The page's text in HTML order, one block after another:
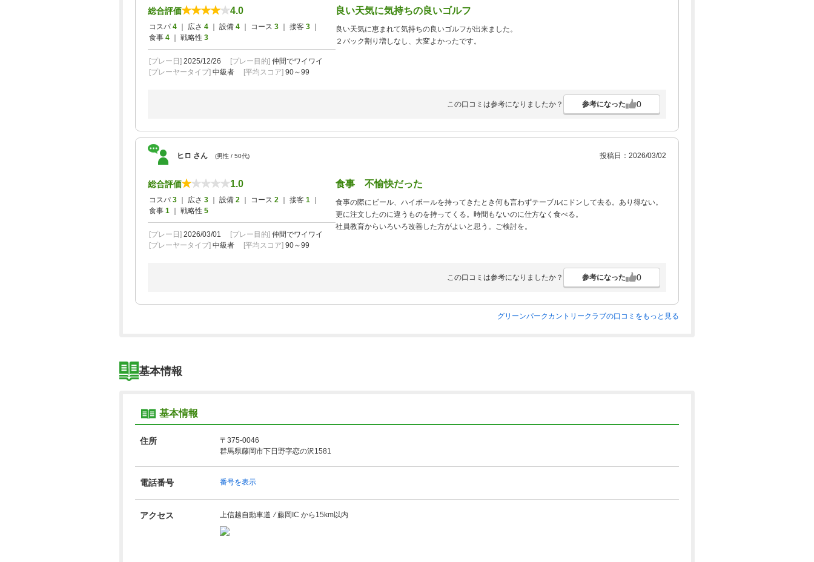
総合評価 4.0
コスパ 4 ｜ 広さ 4 ｜ 設備 4 ｜ コース 3 ｜ 接客 3
食事 4 ｜ 戦略性 3
[プレー日] 2025/12/26 [プレー目的] 仲間でワイワイ
[プレーヤータイプ] 中級者 [平均スコア] 90～99
良い天気に気持ちの良いゴルフ
良い天気に恵まれて気持ちの良いゴルフが出来ました。
２バック割り増しなし、大変よかったです。
この口コミは参考になりましたか？ 参考になった 0
ヒロ さん (男性 / 50代) 投稿日：2026/03/02
総合評価 1.0
コスパ 3 ｜ 広さ 3 ｜ 設備 2 ｜ コース 2 ｜ 接客 1
食事 1 ｜ 戦略性 5
[プレー日] 2026/03/01 [プレー目的] 仲間でワイワイ
[プレーヤータイプ] 中級者 [平均スコア] 90～99
食事 不愉快だった
食事の際にビール、ハイボールを持ってきたとき何も言わずテーブルにドンして去る。あり得ない。
更に注文したのに違うものを持ってくる。時間もないのに仕方なく食べる。
社員教育からいろいろ改善した方がよいと思う。ご検討を。
この口コミは参考になりましたか？ 参考になった 0
グリーンパークカントリークラブの口コミをもっと見る
基本情報
基本情報
住所
〒375-0046
群馬県藤岡市下日野字恋の沢1581
電話番号 番号を表示
アクセス 上信越自動車道 ⁄ 藤岡IC から15km以内